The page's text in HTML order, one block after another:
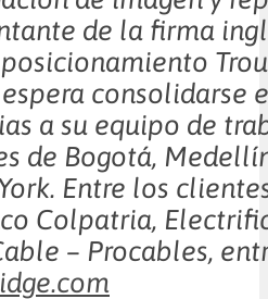
de la firma
consolidarse
a su equipo de
de Bogotá,
Entre los
Colpatria,
– Procables,